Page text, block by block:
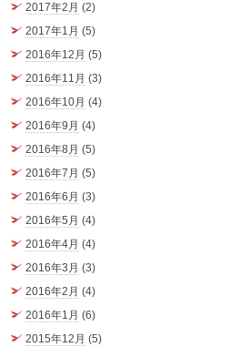
2017年2月 (2)
2017年1月 (5)
2016年12月 (5)
2016年11月 (3)
2016年10月 (4)
2016年9月 (4)
2016年8月 (5)
2016年7月 (5)
2016年6月 (3)
2016年5月 (4)
2016年4月 (4)
2016年3月 (3)
2016年2月 (4)
2016年1月 (6)
2015年12月 (5)